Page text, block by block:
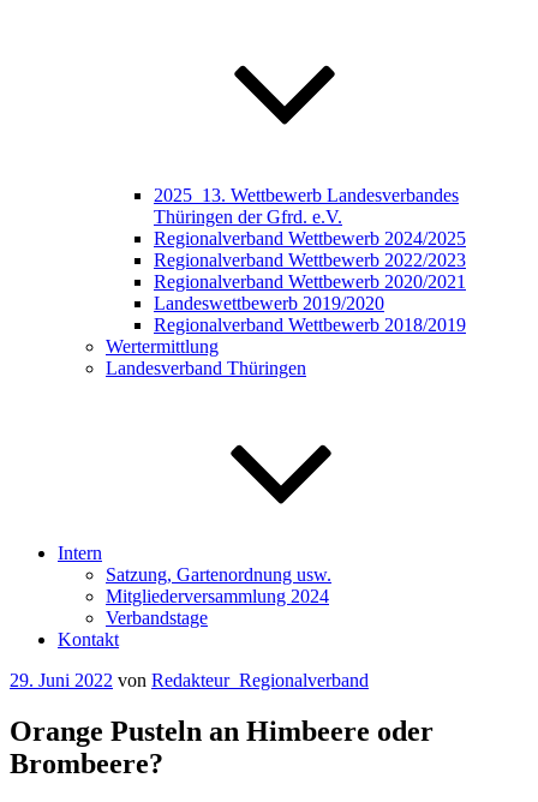
2025_13. Wettbewerb Landesverbandes
Thüringen der Gfrd. e.V.
Regionalverband Wettbewerb 2024/2025
Regionalverband Wettbewerb 2022/2023
Regionalverband Wettbewerb 2020/2021
Landeswettbewerb 2019/2020
Regionalverband Wettbewerb 2018/2019
Wertermittlung
Landesverband Thüringen
Intern
Satzung, Gartenordnung usw.
Mitgliederversammlung 2024
Verbandstage
Kontakt
Veröffentlicht
29. Juni 2022 von Redakteur_Regionalverband
Orange Pusteln an Himbeere oder
Brombeere?